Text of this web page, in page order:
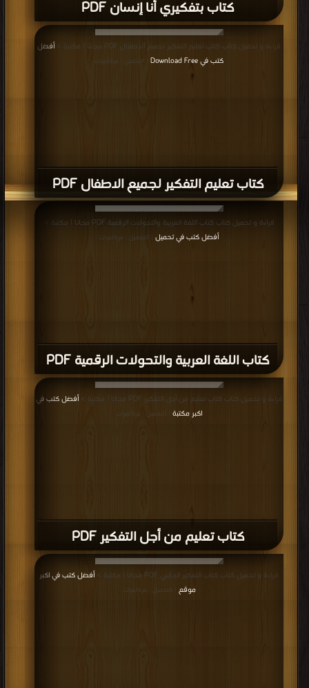
كتاب بتفكيري أنا إنسان PDF
كتاب تعليم التفكير لجميع الاطفال PDF
قراءة و تحميل كتاب كتاب تعليم التفكير لجميع الاطفال PDF مجانا | مكتبة >
أفضل
كتب في Download Free
| التحميل : مرة/مرات
كتاب اللغة العربية والتحولات الرقمية PDF
قراءة و تحميل كتاب كتاب اللغة العربية والتحولات الرقمية PDF مجانا | مكتبة >
أفضل كتب في تحميل | التحميل : مرة/مرات
كتاب تعليم من أجل التفكير PDF
قراءة و تحميل كتاب كتاب تعليم من أجل التفكير PDF مجانا | مكتبة >
أفضل كتب في
اكبر مكتبة
| التحميل : مرة/مرات
قراءة و تحميل كتاب كتاب التفكير الجانبي PDF مجانا | مكتبة >
أفضل كتب في اكبر
موقع
| التحميل : مرة/مرات